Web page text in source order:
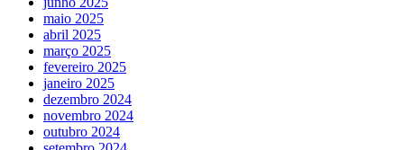
maio 2025
abril 2025
março 2025
fevereiro 2025
janeiro 2025
dezembro 2024
novembro 2024
outubro 2024